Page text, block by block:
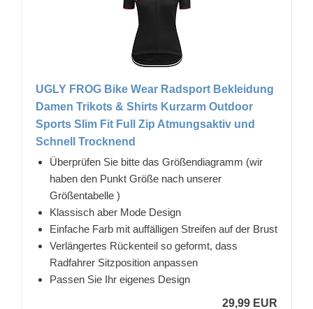
UGLY FROG Bike Wear Radsport Bekleidung
Damen Trikots & Shirts Kurzarm Outdoor
Sports Slim Fit Full Zip Atmungsaktiv und
Schnell Trocknend
Überprüfen Sie bitte das Größendiagramm (wir
haben den Punkt Größe nach unserer
Größentabelle )
Klassisch aber Mode Design
Einfache Farb mit auffälligen Streifen auf der Brust
Verlängertes Rückenteil so geformt, dass
Radfahrer Sitzposition anpassen
Passen Sie Ihr eigenes Design
29,99 EUR